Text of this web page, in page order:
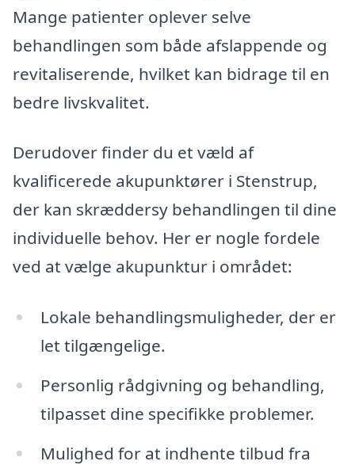
Mange patienter oplever selve
behandlingen som både afslappende og
revitaliserende, hvilket kan bidrage til en
bedre livskvalitet.
Derudover finder du et væld af
kvalificerede akupunktører i Stenstrup,
der kan skræddersy behandlingen til dine
individuelle behov. Her er nogle fordele
ved at vælge akupunktur i området:
Lokale behandlingsmuligheder, der er
let tilgængelige.
Personlig rådgivning og behandling,
tilpasset dine specifikke problemer.
Mulighed for at indhente tilbud fra